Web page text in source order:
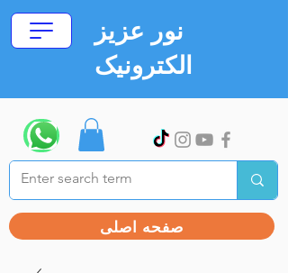
نور عزیز
الکترونیک
صفحه اصلی